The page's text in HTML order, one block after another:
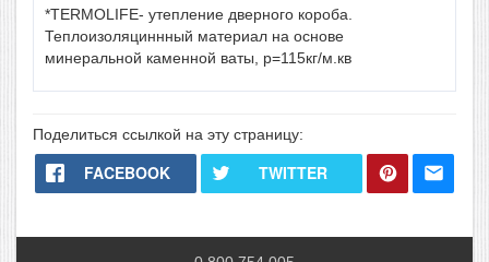
*TERMOLIFE- утепление дверного короба.
Теплоизоляциннный материал на основе
минеральной каменной ваты, р=115кг/м.кв
Поделиться ссылкой на эту страницу:
FACEBOOK TWITTER